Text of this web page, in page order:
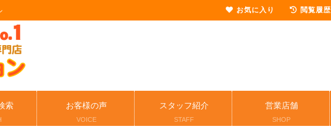
索 お客様の声
VOICE
スタッフ紹介
STAFF
営業店舗
SHOP
お気に入り 閲覧履歴